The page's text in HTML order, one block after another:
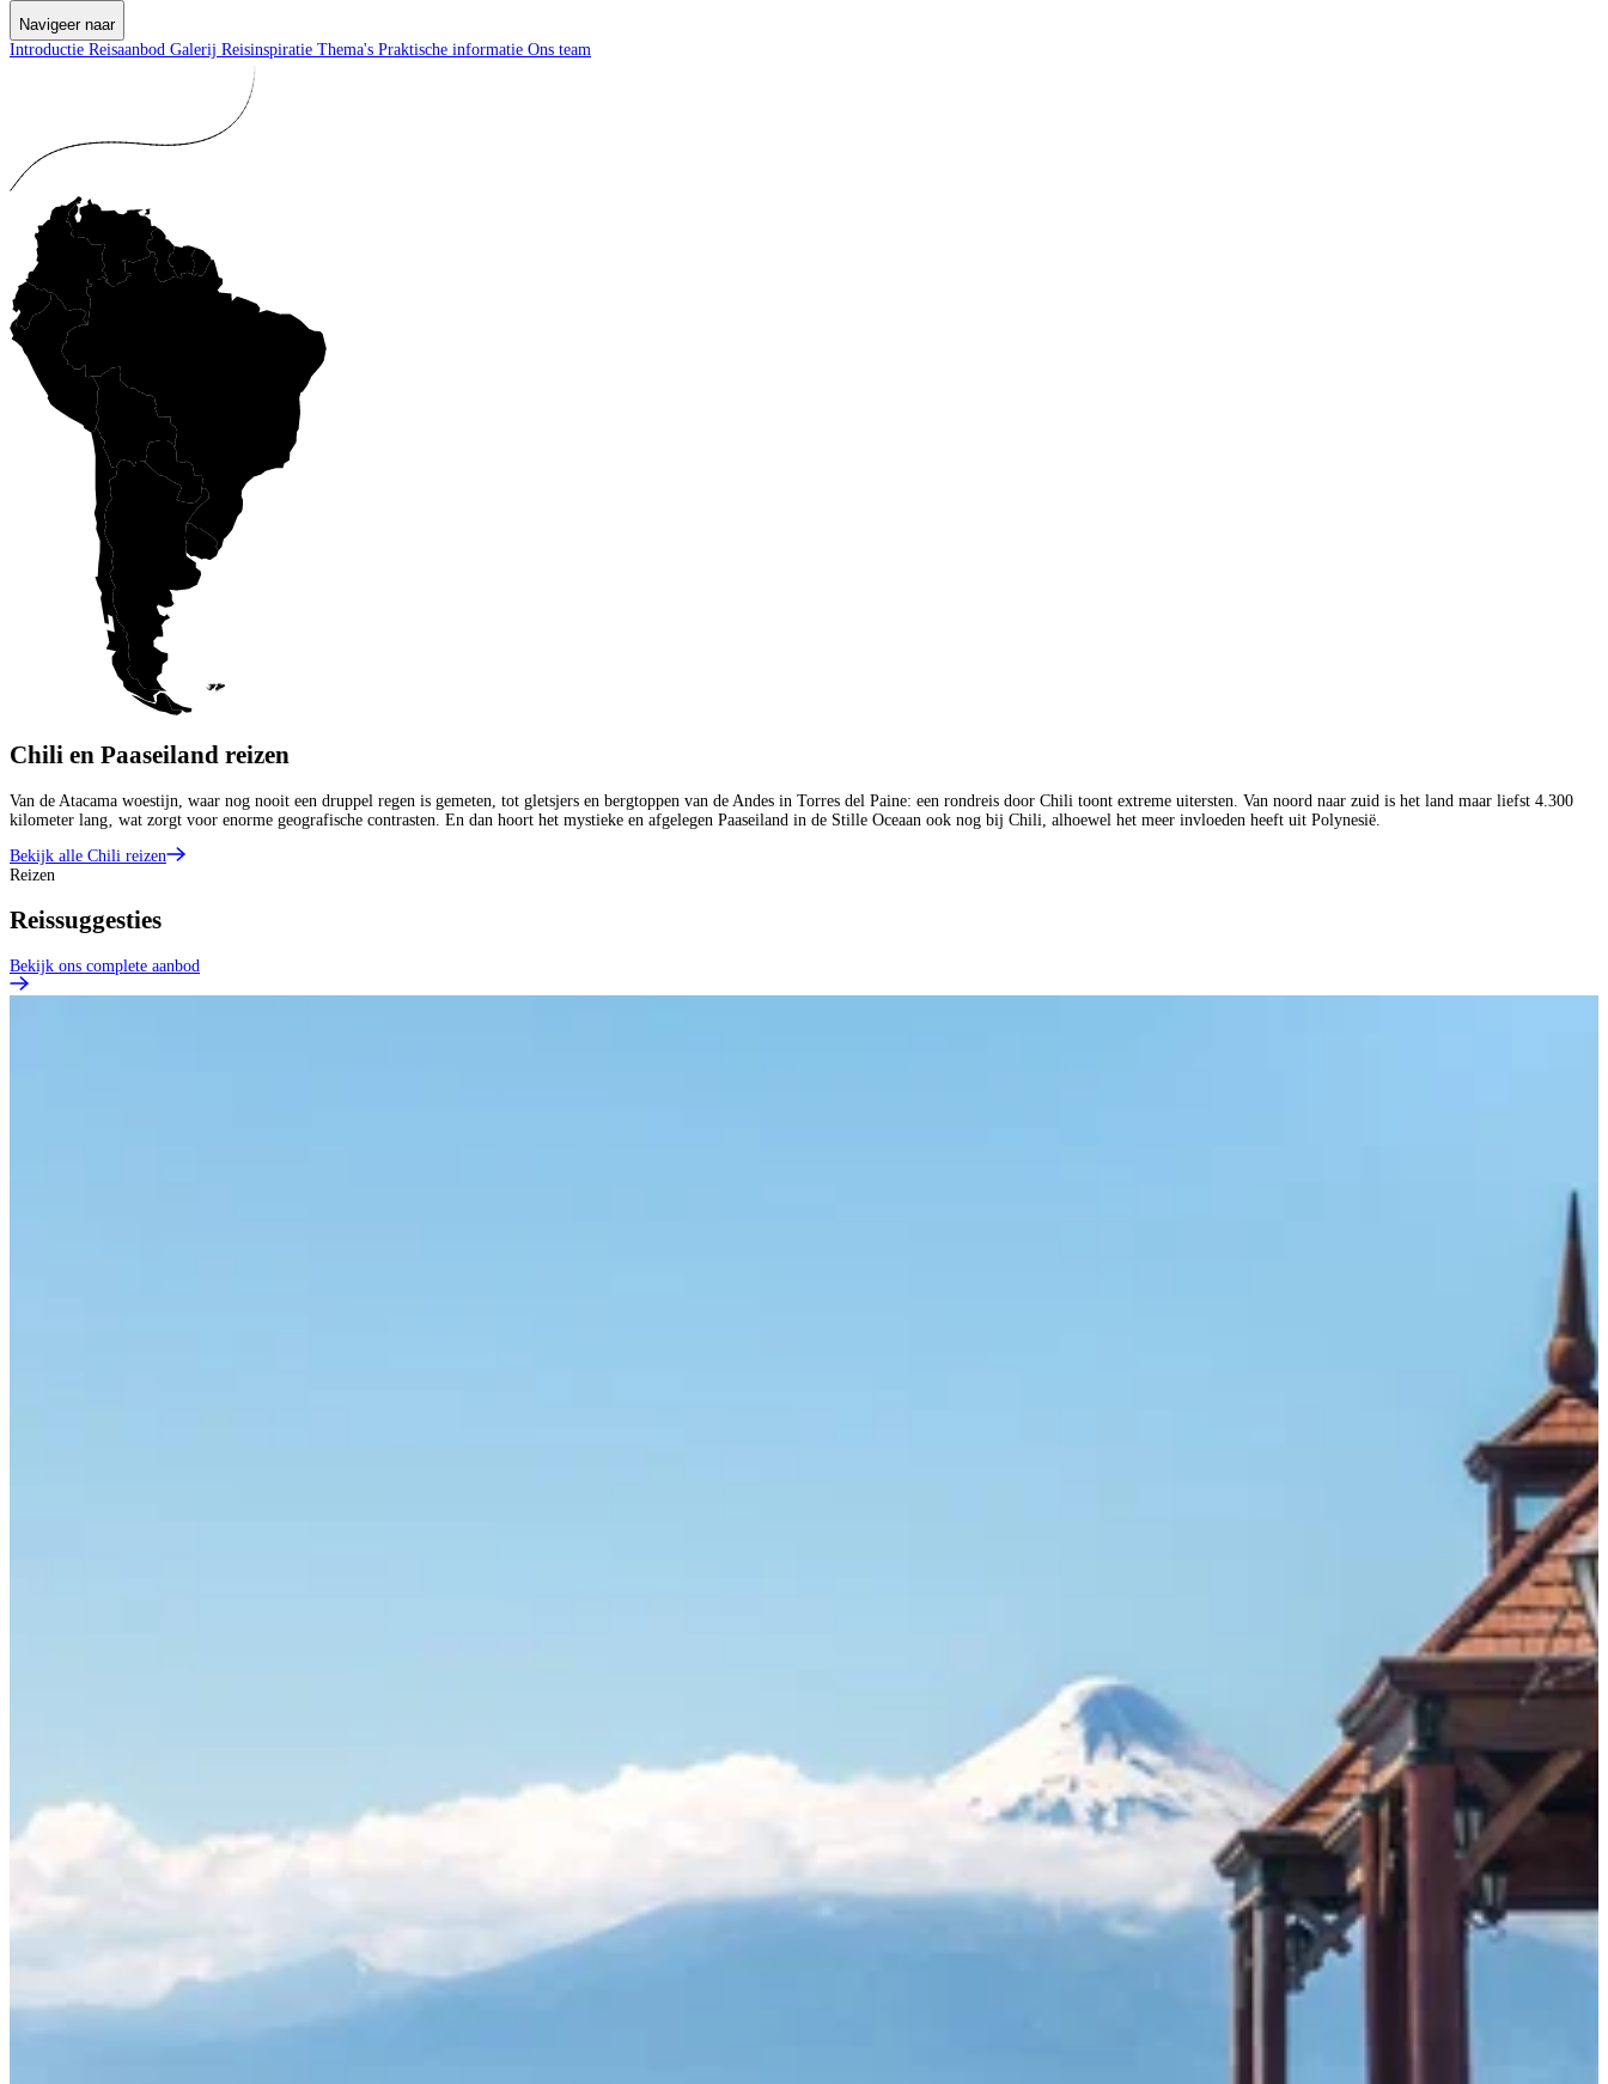
Navigeer naar
Introductie Reisaanbod Galerij Reisinspiratie Thema's Praktische informatie Ons team
Chili en Paaseiland reizen
Van de Atacama woestijn, waar nog nooit een druppel regen is gemeten, tot gletsjers en bergtoppen van de Andes in Torres del Paine: een rondreis door Chili toont extreme uitersten. Van noord naar zuid is het land maar liefst 4.300
kilometer lang‚ wat zorgt voor enorme geografische contrasten. En dan hoort het mystieke en afgelegen Paaseiland in de Stille Oceaan ook nog bij Chili, alhoewel het meer invloeden heeft uit Polynesië.
Bekijk alle Chili reizen
Reizen
Reissuggesties
Bekijk ons complete aanbod